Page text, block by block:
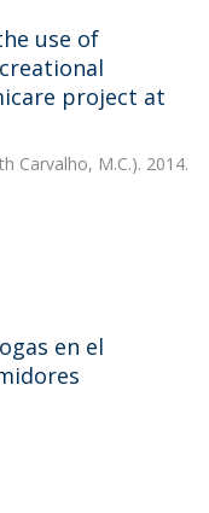
use of
project at
Carvalho, M.C.). 2014.
en el